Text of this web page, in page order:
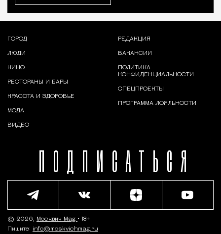
ПОДПИСАТЬСЯ
ГОРОД
ЛЮДИ
КИНО
РЕСТОРАНЫ И БАРЫ
КРАСОТА И ЗДОРОВЬЕ
МОДА
ВИДЕО
РЕДАКЦИЯ
ВАКАНСИИ
ПОЛИТИКА
КОНФИДЕНЦИАЛЬНОСТИ
СПЕЦПРОЕКТЫ
ПРОГРАММА ЛОЯЛЬНОСТИ
© 2026, Москвич Mag • 18+
Пишите: info@moskvichmag.ru